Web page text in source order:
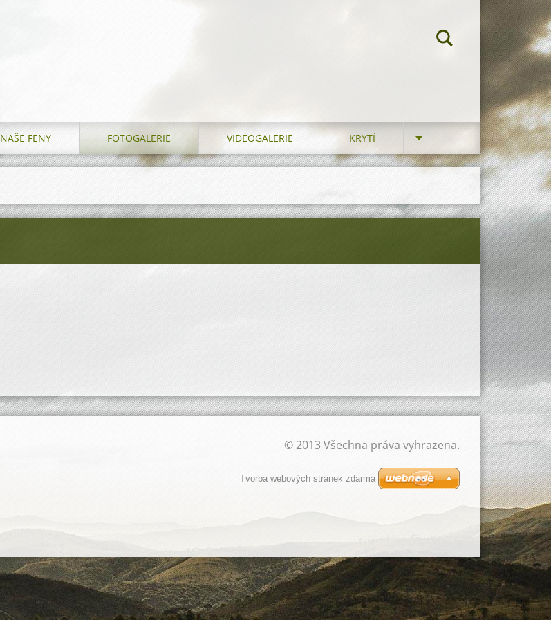
NAŠE FENY FOTOGALERIE VIDEOGALERIE KRYTÍ
© 2013 Všechna práva vyhrazena.
Tvorba webových stránek zdarma